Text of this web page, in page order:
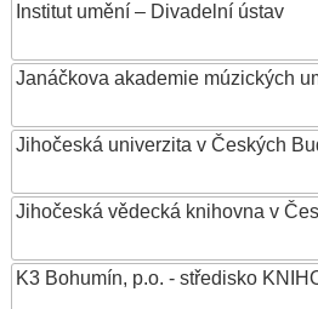
Institut umění – Divadelní ústav
Janáčkova akademie múzických
Jihočeská univerzita v Českých
Jihočeská vědecká knihovna v
K3 Bohumín, p.o. - středisko